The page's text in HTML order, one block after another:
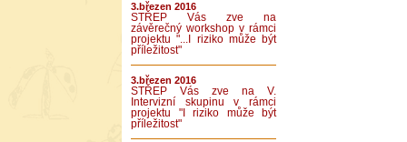
3.březen 2016
STŘEP Vás zve na
závěrečný workshop v rámci
projektu "...I riziko může být
příležitost"
3.březen 2016
STŘEP Vás zve na V.
Intervizní skupinu v rámci
projektu "I riziko může být
příležitost"